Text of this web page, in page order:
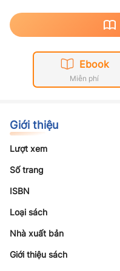
Ebook
Miễn phí
Giới thiệu
Lượt xem
Số trang
ISBN
Loại sách
Nhà xuất bản
Giới thiệu sách